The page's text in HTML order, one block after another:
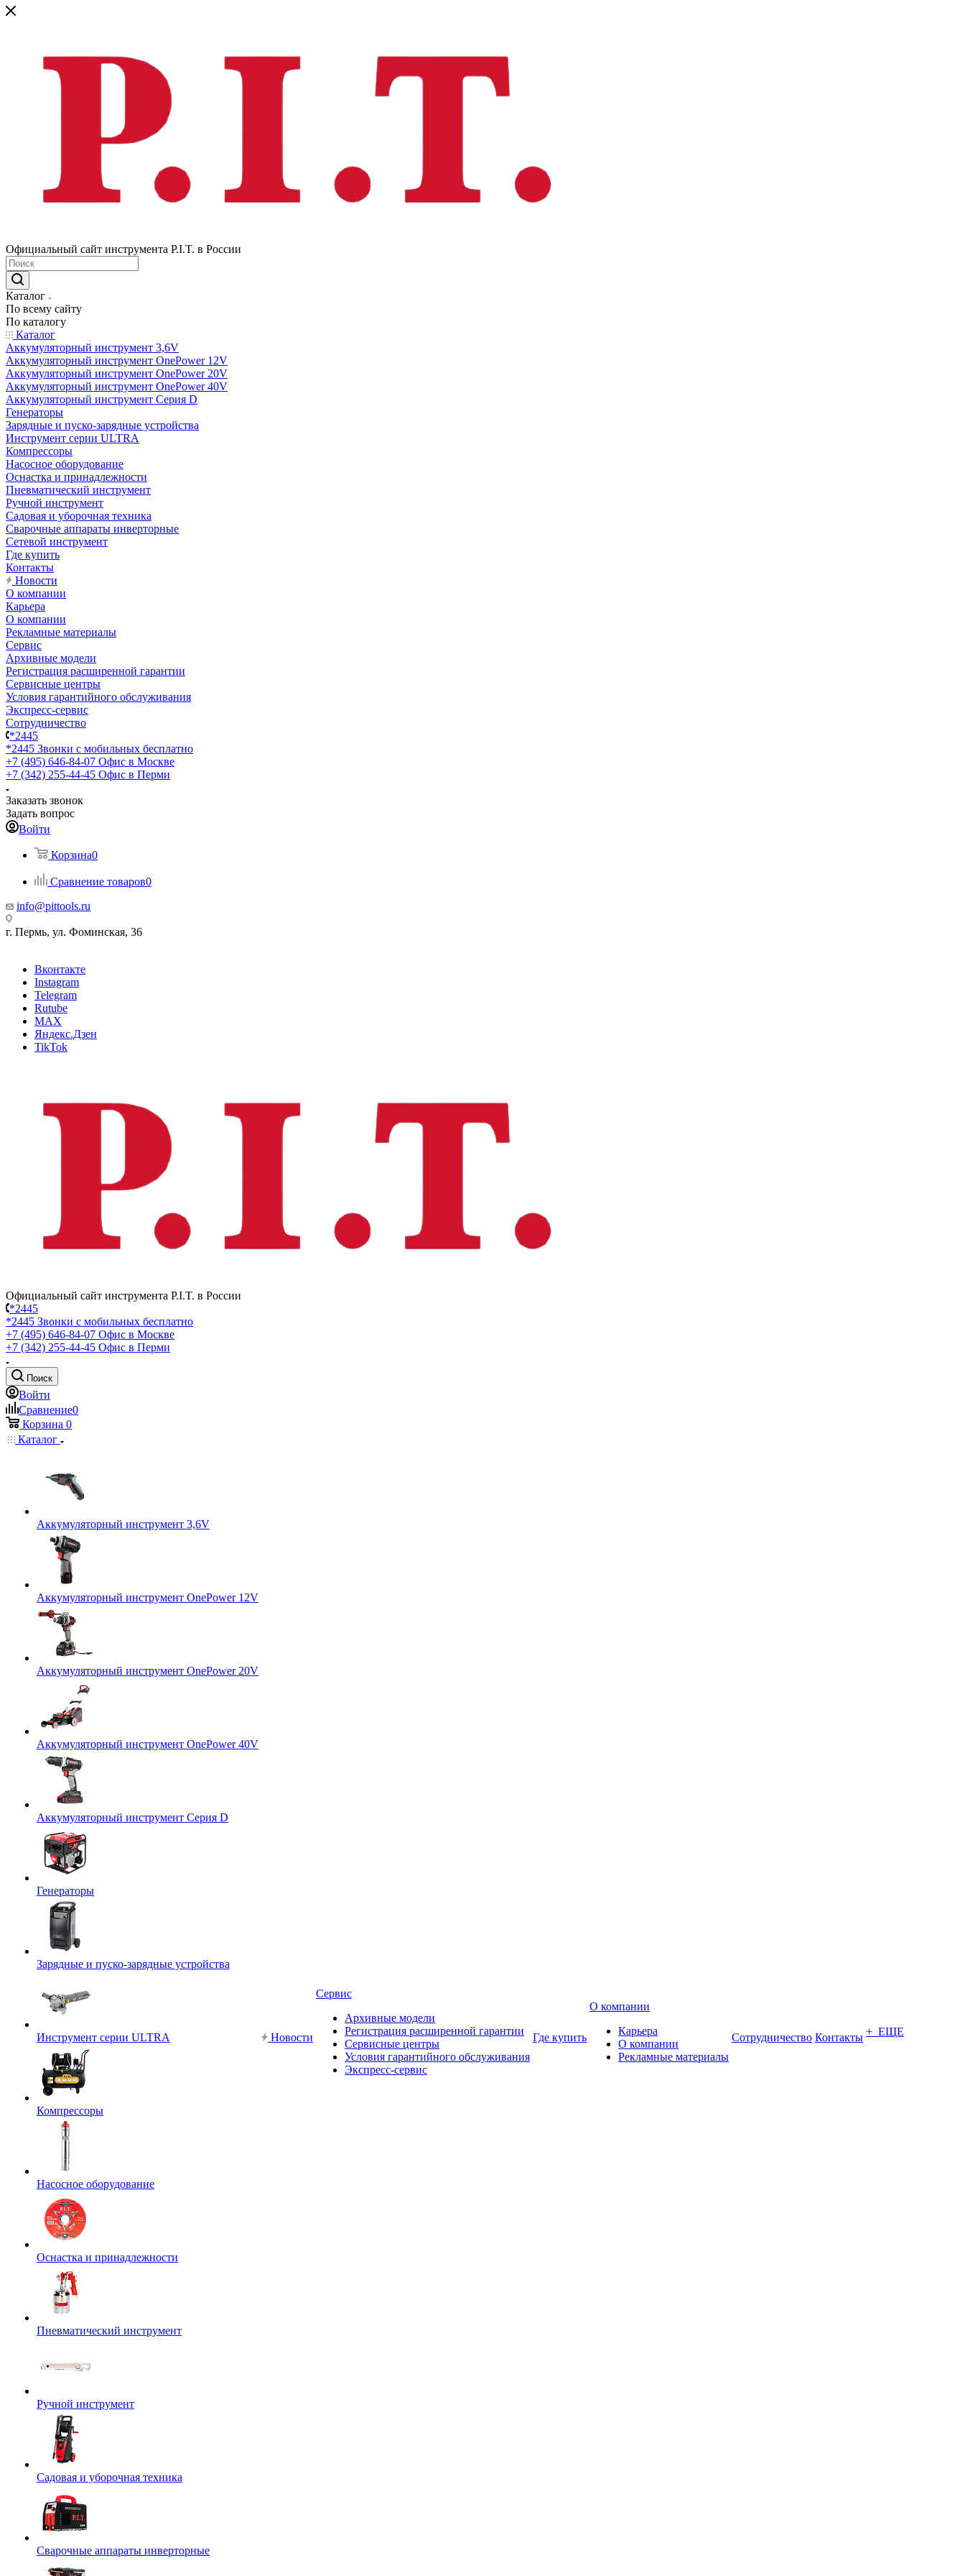
Официальный сайт инструмента P.I.T. в России
Каталог
По всему сайту
По каталогу
Каталог
Аккумуляторный инструмент 3,6V
Аккумуляторный инструмент OnePower 12V
Аккумуляторный инструмент OnePower 20V
Аккумуляторный инструмент OnePower 40V
Аккумуляторный инструмент Серия D
Генераторы
Зарядные и пуско-зарядные устройства
Инструмент серии ULTRA
Компрессоры
Насосное оборудование
Оснастка и принадлежности
Пневматический инструмент
Ручной инструмент
Садовая и уборочная техника
Сварочные аппараты инверторные
Сетевой инструмент
Где купить
Контакты
Новости
О компании
Карьера
О компании
Рекламные материалы
Сервис
Архивные модели
Регистрация расширенной гарантии
Сервисные центры
Условия гарантийного обслуживания
Экспресс-сервис
Сотрудничество
*2445
*2445 Звонки с мобильных бесплатно
+7 (495) 646-84-07 Офис в Москве
+7 (342) 255-44-45 Офис в Перми
Заказать звонок
Задать вопрос
Войти
Корзина0
Сравнение товаров0
info@pittools.ru
г. Пермь, ул. Фоминская, 36
Вконтакте
Instagram
Telegram
Rutube
MAX
Яндекс.Дзен
TikTok
Официальный сайт инструмента P.I.T. в России
*2445
*2445 Звонки с мобильных бесплатно
+7 (495) 646-84-07 Офис в Москве
+7 (342) 255-44-45 Офис в Перми
Поиск
Войти
Сравнение0
Корзина 0
Каталог
Аккумуляторный инструмент 3,6V
Аккумуляторный инструмент OnePower 12V
Аккумуляторный инструмент OnePower 20V
Аккумуляторный инструмент OnePower 40V
Аккумуляторный инструмент Серия D
Генераторы
Зарядные и пуско-зарядные устройства
Инструмент серии ULTRA
Компрессоры
Насосное оборудование
Оснастка и принадлежности
Пневматический инструмент
Ручной инструмент
Садовая и уборочная техника
Сварочные аппараты инверторные
Новости
Сервис
Архивные модели
Регистрация расширенной гарантии
Сервисные центры
Условия гарантийного обслуживания
Экспресс-сервис
Где купить
О компании
Карьера
О компании
Рекламные материалы
Сотрудничество Контакты + ЕЩЕ